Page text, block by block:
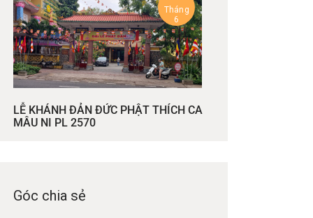
Tháng
6
LỄ KHÁNH ĐẢN ĐỨC PHẬT THÍCH CA
MÂU NI PL 2570
Góc chia sẻ